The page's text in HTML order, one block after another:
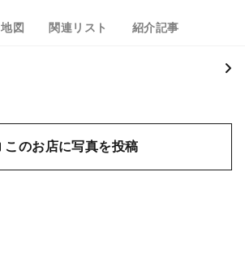
地図 関連リスト 紹介記事
このお店に写真を投稿